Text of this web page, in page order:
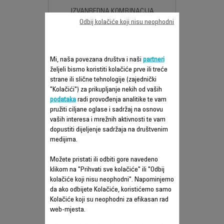
IZVANREDNA KOMBINACIJA
EFIKASNOSTI I TIŠINE
Uporedi
POWER XXL USISIVAČ S
VREĆICOM + NASTAVAK ZA
Mi, naša povezana društva i naši partneri
željeli bismo koristiti kolačiće prve ili treće
strane ili slične tehnologije (zajednički
"Kolačići") za prikupljanje nekih od vaših
podatakaradi provođenja analitike te vam
pružiti ciljane oglase i sadržaj na osnovu
vaših interesa i mrežnih aktivnosti te vam
dopustiti dijeljenje sadržaja na društvenim
medijima.
Možete pristati ili odbiti gore navedeno
klikom na "Prihvati sve kolačiće" ili "Odbij
kolačiće koji nisu neophodni". Napominjemo
da ako odbijete Kolačiće, koristićemo samo
Kolačiće koji su neophodni za efikasan rad
web-mjesta.
Odbij kolačiće koji nisu neophodni